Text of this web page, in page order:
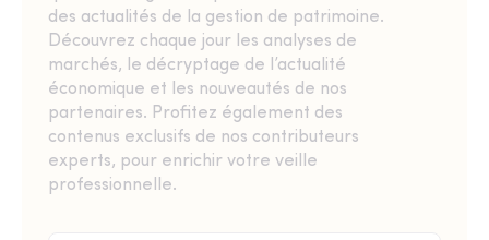
des actualités de la gestion de patrimoine.
Découvrez chaque jour les analyses de
marchés, le décryptage de l’actualité
économique et les nouveautés de nos
partenaires. Profitez également des
contenus exclusifs de nos contributeurs
experts, pour enrichir votre veille
professionnelle.